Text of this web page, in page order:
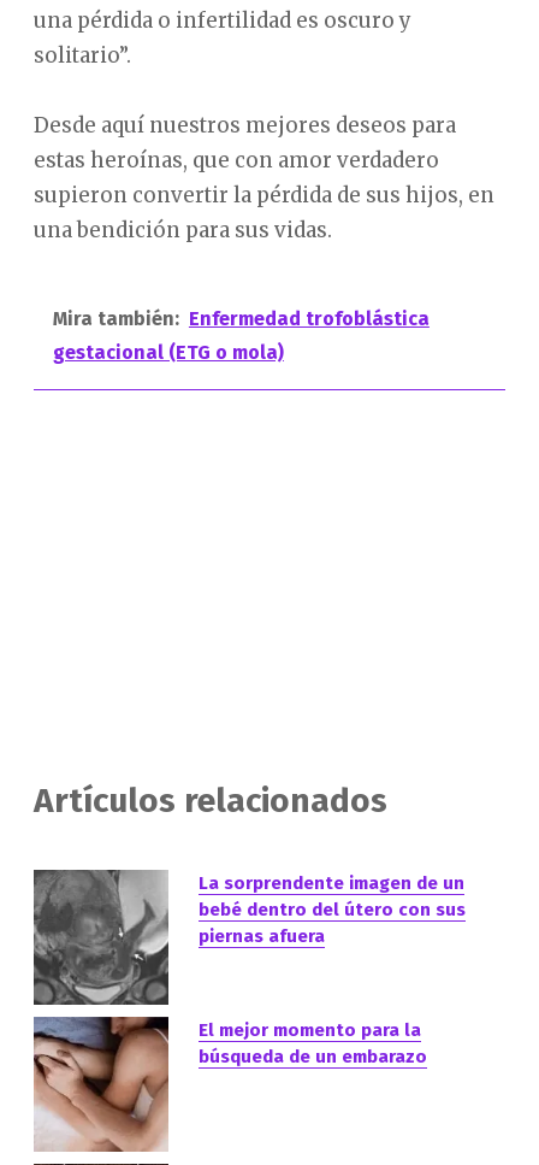
una pérdida o infertilidad es oscuro y
solitario”.
Desde aquí nuestros mejores deseos para
estas heroínas, que con amor verdadero
supieron convertir la pérdida de sus hijos, en
una bendición para sus vidas.
Mira también: Enfermedad trofoblástica
gestacional (ETG o mola)
Artículos relacionados
La sorprendente imagen de un
bebé dentro del útero con sus
piernas afuera
El mejor momento para la
búsqueda de un embarazo